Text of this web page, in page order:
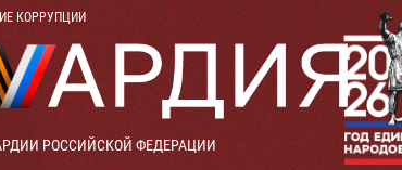
КОРРУПЦИИ
РОССИЙСКОЙ ФЕДЕРАЦИИ